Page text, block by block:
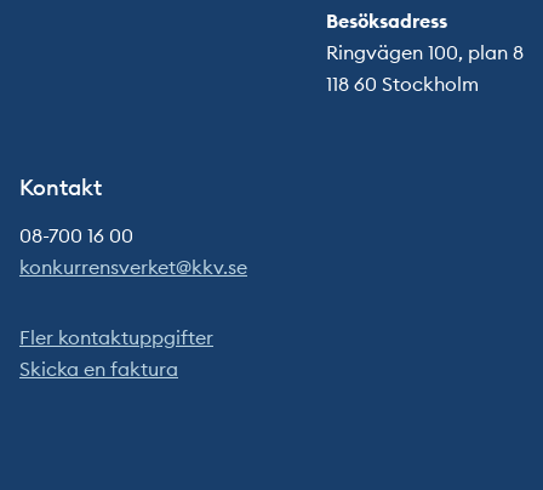
Besöksadress
Ringvägen 100, plan 8
118 60 Stockholm
Kontakt
08-700 16 00
konkurrensverket@kkv.se
Fler kontaktuppgifter
Skicka en faktura